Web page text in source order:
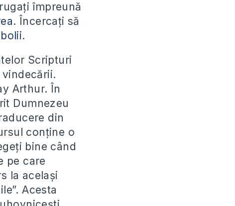
împreună
. Încercați să
.
Scripturi
Arthur. În
Dumnezeu
din
conține o
bine când
pe care
la același
Acesta